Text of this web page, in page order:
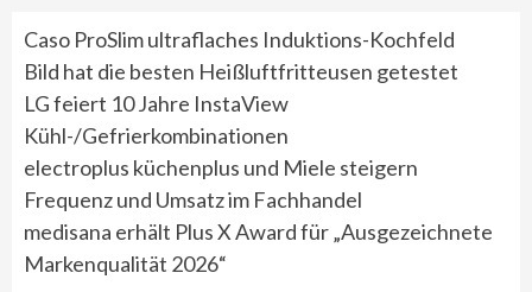
Caso ProSlim ultraflaches Induktions-Kochfeld
Bild hat die besten Heißluftfritteusen getestet
LG feiert 10 Jahre InstaView
Kühl-/Gefrierkombinationen
electroplus küchenplus und Miele steigern
Frequenz und Umsatz im Fachhandel
medisana erhält Plus X Award für „Ausgezeichnete
Markenqualität 2026“